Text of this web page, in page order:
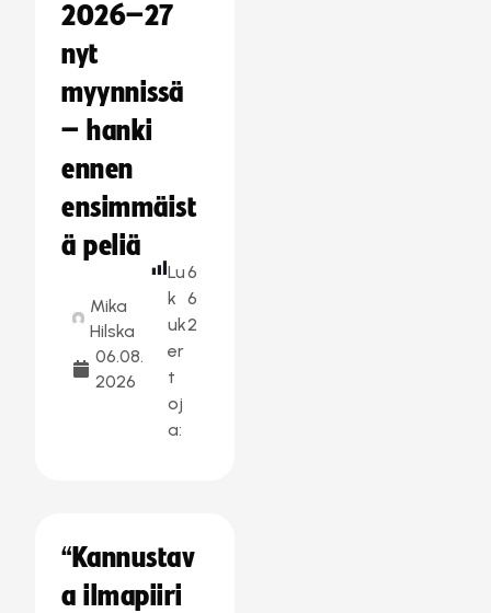
2026–27
nyt
myynnissä
– hanki
ennen
ensimmäist
ä peliä
Mika
Hilska
06.08.
2026
Lu
k
uk
er
t
oj
a:
6
6
2
“Kannustav
a ilmapiiri